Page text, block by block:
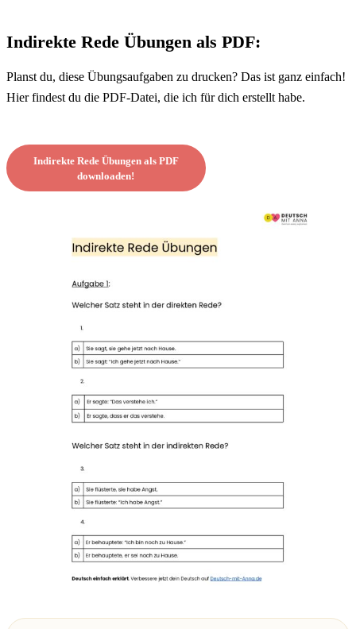
Indirekte Rede Übungen als PDF:
Planst du, diese Übungsaufgaben zu drucken? Das ist ganz einfach!
Hier findest du die PDF-Datei, die ich für dich erstellt habe.
Indirekte Rede Übungen als PDF
downloaden!